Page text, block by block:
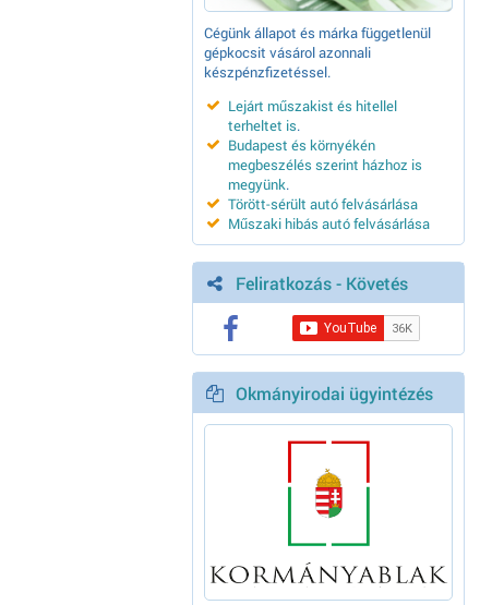
Cégünk állapot és márka függetlenül
gépkocsit vásárol azonnali
készpénzfizetéssel.
Lejárt műszakist és hitellel
terheltet is.
Budapest és környékén
megbeszélés szerint házhoz is
megyünk.
Törött-sérült autó felvásárlása
Műszaki hibás autó felvásárlása
Feliratkozás - Követés
Okmányirodai ügyintézés